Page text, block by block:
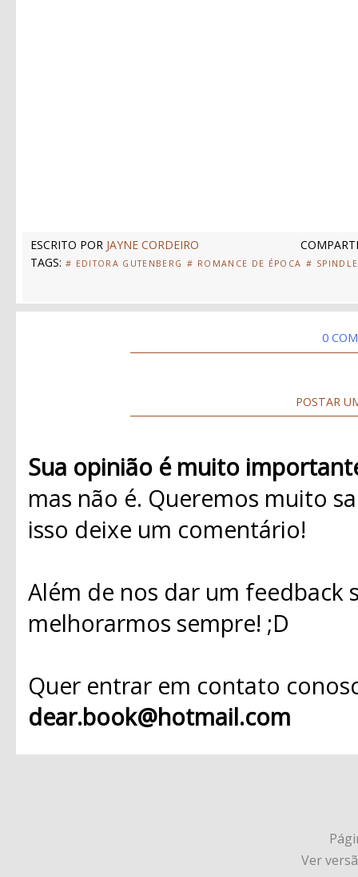
ESCRITO POR JAYNE CORDEIRO
TAGS: # EDITORA GUTENBERG # ROMANCE DE ÉPOCA #
0
POSTAR
Sua opinião é muito
mas não é. Queremos muito
isso deixe um comentário!
Além de nos dar um
melhorarmos sempre! ;D
Quer entrar em contato
dear.book@hotmail.com
Ver